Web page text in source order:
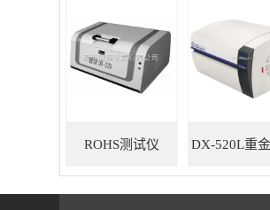
ROHS测试仪